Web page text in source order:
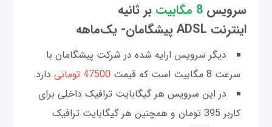
سرویس8 مگابیت
بر ثانیه
اینترنت ADSL پیشگامان- یک‌ماهه
دیگر سرویس ارایه شده در شرکت پیشگامان با
سرعت 8 مگابیت است که قیمت
47500 تومانی
دارد.
در این سرویس هر گیگابایت ترافیک داخلی برای
کاربر 395 تومان و همچنین هر گیگابایت ترافیک